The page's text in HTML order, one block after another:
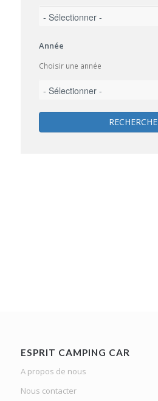
Année
Choisir une année
ESPRIT CAMPING CAR
A propos de nous
Nous contacter